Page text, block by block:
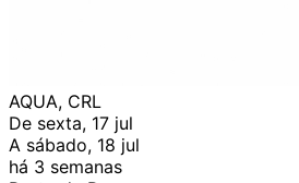
AQUA, CRL
De sexta, 17 jul
A sábado, 18 jul
há 3 semanas